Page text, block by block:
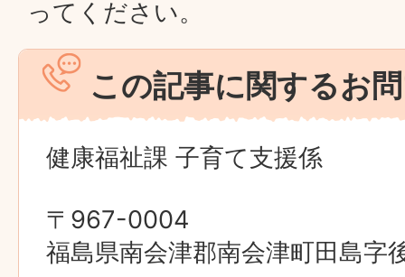
ってください。
この記事に関するお
健康福祉課 子育て支援係
〒967-0004
福島県南会津郡南会津町田島字